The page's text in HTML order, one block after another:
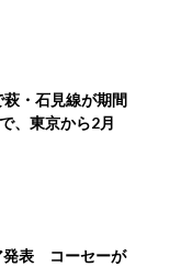
・石見線が期間
、東京から2月
発表 コーセーが